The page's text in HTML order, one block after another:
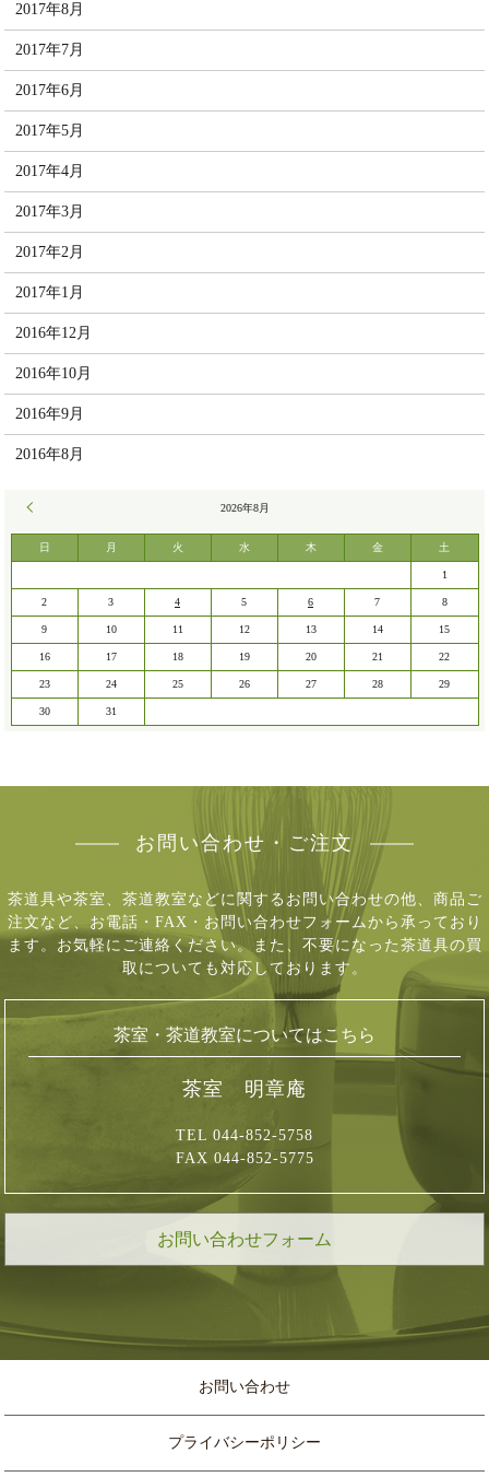
2017年8月
2017年7月
2017年6月
2017年5月
2017年4月
2017年3月
2017年2月
2017年1月
2016年12月
2016年10月
2016年9月
2016年8月
2026年8月
日 月 火 水 木 金 土
1
2 3 4 5 6 7 8
9 10 11 12 13 14 15
16 17 18 19 20 21 22
23 24 25 26 27 28 29
30 31
お問い合わせ・ご注文
茶道具や茶室、茶道教室などに関するお問い合わせの他、商品ご
注文など、 お電話・FAX・お問い合わせフォームから承っており
ます。お気軽にご連絡ください。 また、不要になった茶道具の買
取についても対応しております。
茶室・茶道教室についてはこちら
茶室 明章庵
TEL 044-852-5758
FAX 044-852-5775
お問い合わせフォーム
お問い合わせ
プライバシーポリシー